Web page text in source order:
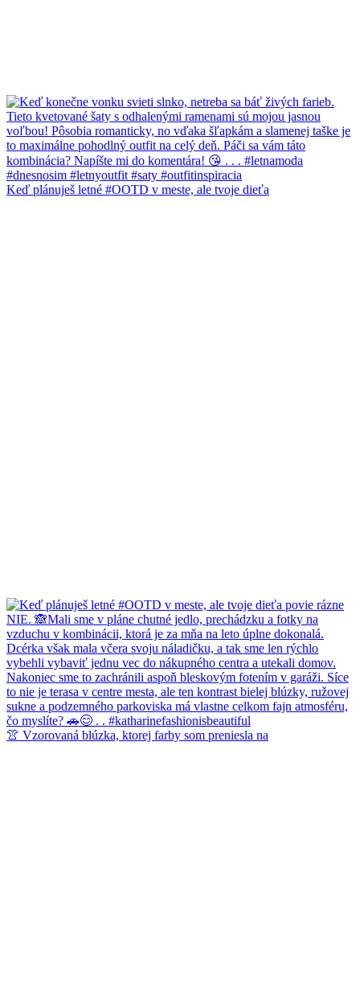
Keď plánuješ letné #OOTD v meste, ale tvoje dieťa
👚 Vzorovaná blúzka, ktorej farby som preniesla na